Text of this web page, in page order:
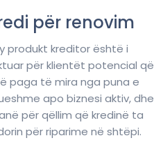
për renovim
produkt kreditor është i
për klientët potencial që
paga të mira nga puna e
apo biznesi aktiv, dhe
për qëllim që kredinë ta
për riparime në shtëpi.